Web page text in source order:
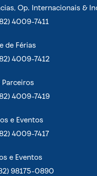
Op. Internacionais &
4009-7411
de Férias
4009-7412
4009-7419
e Eventos
4009-7417
e Eventos
98175-0890